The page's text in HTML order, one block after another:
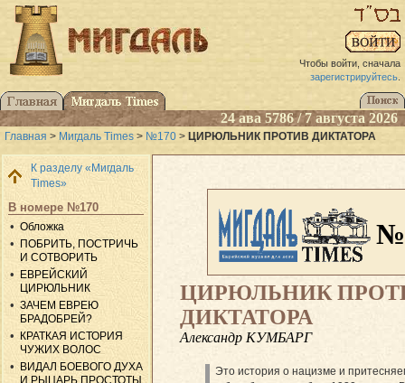
Чтобы войти, сначала
зарегистрируйтесь.
24 ава 5786 / 7 августа 2026
Главная > Мигдаль Times > №170 > ЦИРЮЛЬНИК ПРОТИВ ДИКТАТОРА
К разделу «Мигдаль
Times»
В номере №170
Обложка
ПОБРИТЬ, ПОСТРИЧЬ
И СОТВОРИТЬ
ЕВРЕЙСКИЙ
ЦИРЮЛЬНИК
ЗАЧЕМ ЕВРЕЮ
БРАДОБРЕЙ?
КРАТКАЯ ИСТОРИЯ
ЧУЖИХ ВОЛОС
ВИДАЛ БОЕВОГО ДУХА
И РЫЦАРЬ ПРОСТОТЫ
ЦИРЮЛЬНИК
ДИКТАТОРА
Александр КУМБАРГ
Это история о нацизме и